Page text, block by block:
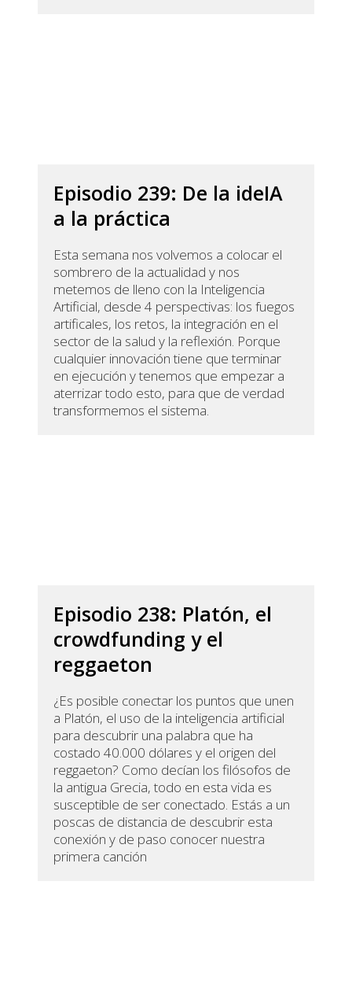
Episodio 239: De la ideIA
a la práctica
Esta semana nos volvemos a colocar el
sombrero de la actualidad y nos
metemos de lleno con la Inteligencia
Artificial, desde 4 perspectivas: los fuegos
artificales, los retos, la integración en el
sector de la salud y la reflexión. Porque
cualquier innovación tiene que terminar
en ejecución y tenemos que empezar a
aterrizar todo esto, para que de verdad
transformemos el sistema.
Episodio 238: Platón, el
crowdfunding y el
reggaeton
¿Es posible conectar los puntos que unen
a Platón, el uso de la inteligencia artificial
para descubrir una palabra que ha
costado 40.000 dólares y el origen del
reggaeton? Como decían los filósofos de
la antigua Grecia, todo en esta vida es
susceptible de ser conectado. Estás a un
poscas de distancia de descubrir esta
conexión y de paso conocer nuestra
primera canción